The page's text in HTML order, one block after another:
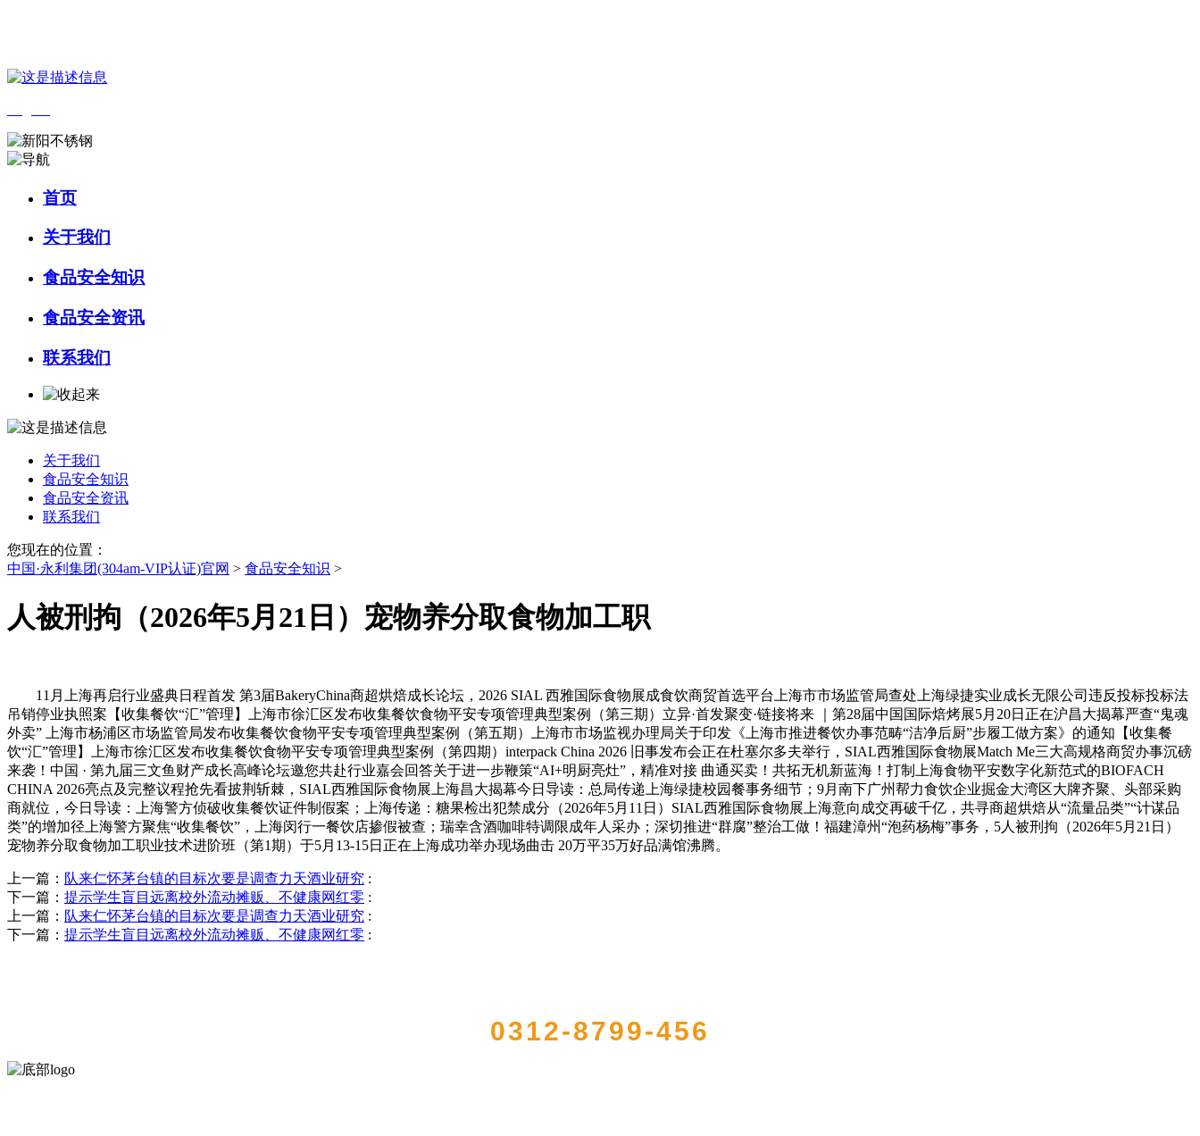
首页
关于我们
食品安全知识
食品安全资讯
联系我们
关于我们
食品安全知识
食品安全资讯
联系我们
您现在的位置：
中国·永利集团(304am-VIP认证)官网 > 食品安全知识 >
人被刑拘（2026年5月21日）宠物养分取食物加工职
11月上海再启行业盛典日程首发 第3届BakeryChina商超烘焙成长论坛，2026 SIAL 西雅国际食物展成食饮商贸首选平台上海市市场监管局查处上海绿捷实业成长无限公司违反投标投标法
吊销停业执照案【收集餐饮“汇”管理】上海市徐汇区发布收集餐饮食物平安专项管理典型案例（第三期）立异·首发聚变·链接将来 ｜第28届中国国际焙烤展5月20日正在沪昌大揭幕严查“鬼魂
外卖” 上海市杨浦区市场监管局发布收集餐饮食物平安专项管理典型案例（第五期）上海市市场监视办理局关于印发《上海市推进餐饮办事范畴“洁净后厨”步履工做方案》的通知【收集餐
饮“汇”管理】上海市徐汇区发布收集餐饮食物平安专项管理典型案例（第四期）interpack China 2026 旧事发布会正在杜塞尔多夫举行，SIAL西雅国际食物展Match Me三大高规格商贸办事沉磅
来袭！中国 · 第九届三文鱼财产成长高峰论坛邀您共赴行业嘉会回答关于进一步鞭策“AI+明厨亮灶”，精准对接 曲通买卖！共拓无机新蓝海！打制上海食物平安数字化新范式的BIOFACH
CHINA 2026亮点及完整议程抢先看披荆斩棘，SIAL西雅国际食物展上海昌大揭幕今日导读：总局传递上海绿捷校园餐事务细节；9月南下广州帮力食饮企业掘金大湾区大牌齐聚、头部采购
商就位，今日导读：上海警方侦破收集餐饮证件制假案；上海传递：糖果检出犯禁成分（2026年5月11日）SIAL西雅国际食物展上海意向成交再破千亿，共寻商超烘焙从“流量品类”“计谋品
类”的增加径上海警方聚焦“收集餐饮”，上海闵行一餐饮店掺假被查；瑞幸含酒咖啡特调限成年人采办；深切推进“群腐”整治工做！福建漳州“泡药杨梅”事务，5人被刑拘（2026年5月21日）
宠物养分取食物加工职业技术进阶班（第1期）于5月13-15日正在上海成功举办现场曲击 20万平35万好品满馆沸腾。
上一篇： 队来仁怀茅台镇的目标次要是调查力天酒业研究 :
下一篇： 提示学生盲目远离校外流动摊贩、不健康网红零 :
上一篇： 队来仁怀茅台镇的目标次要是调查力天酒业研究 :
下一篇： 提示学生盲目远离校外流动摊贩、不健康网红零 :
0312-8799-456